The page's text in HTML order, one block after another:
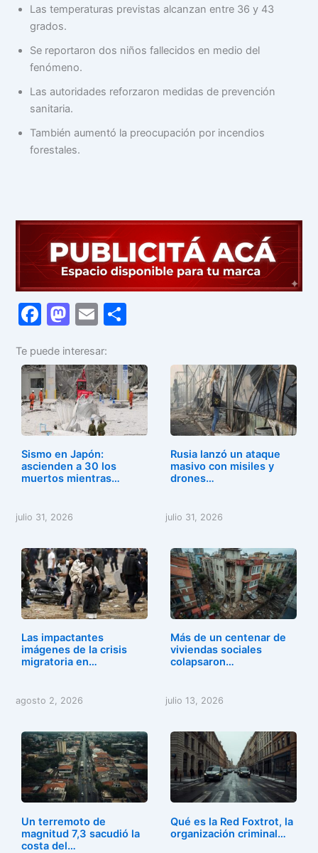
Las temperaturas previstas alcanzan entre 36 y 43
grados.
Se reportaron dos niños fallecidos en medio del
fenómeno.
Las autoridades reforzaron medidas de prevención
sanitaria.
También aumentó la preocupación por incendios
forestales.
F
c
e
b
o
o
k
M
st
o
d
o
n
E
ai
l
m
p
ar
tir
Te puede interesar:
Sismo en Japón:
ascienden a 30 los
muertos mientras…
julio 31, 2026
Rusia lanzó un ataque
masivo con misiles y
drones…
julio 31, 2026
Las impactantes
imágenes de la crisis
migratoria en…
agosto 2, 2026
Más de un centenar de
viviendas sociales
colapsaron…
julio 13, 2026
Un terremoto de
magnitud 7,3 sacudió la
costa del…
Qué es la Red Foxtrot, la
organización criminal…